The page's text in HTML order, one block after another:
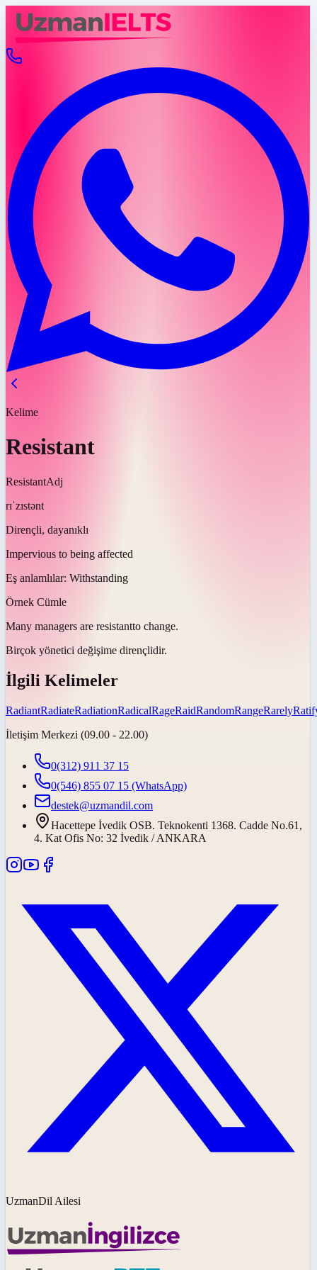
Kelime
Resistant
ResistantAdj
rɪˈzɪstənt
Dirençli, dayanıklı
Impervious to being affected
Eş anlamlılar: Withstanding
Örnek Cümle
Many managers are resistantto change.
Birçok yönetici değişime dirençlidir.
İlgili Kelimeler
RadiantRadiateRadiationRadicalRageRaidRandomRangeRarely
İletişim Merkezi (09.00 - 22.00)
0(312) 911 37 15
0(546) 855 07 15 (WhatsApp)
destek@uzmandil.com
Hacettepe İvedik OSB. Teknokenti 1368. Cadde No.61,
4. Kat Ofis No: 32 İvedik / ANKARA
UzmanDil Ailesi